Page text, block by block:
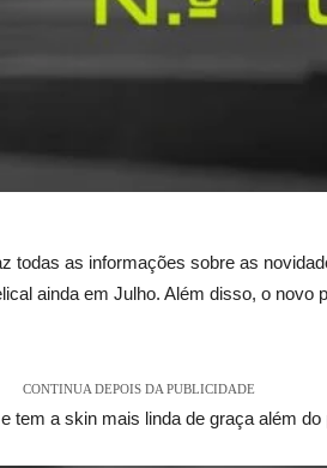
todas as informações sobre as
ainda em Julho. Além disso, o
CONTINUA DEPOIS DA PUBLICIDADE
tem a skin mais linda de graça além do